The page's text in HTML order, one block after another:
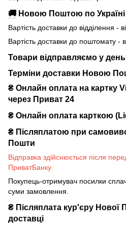
🚚 Новою Поштою по Україні
Вартість доставки до відділення -
Вартість доставки до поштомату -
Товари відправляємо у
Терміни доставки Новою
₴ Онлайн оплата на картку
через Приват 24
₴ Онлайн оплата карткою
₴ Післяплатою при
Пошти
Відправка здійснюється після
ПриватБанку.
Покупець-отримувач посилки
суми замовлення.
₴ Післяплата кур'єру Нової
доставці